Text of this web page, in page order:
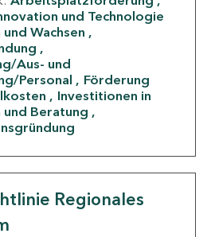
und Technologie
Wachsen
Aus- und
Personal
Förderung
Investitionen in
und Beratung
Regionales